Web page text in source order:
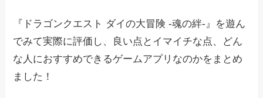
『ドラゴンクエスト ダイの大冒険 -魂の絆-』を遊ん
でみて実際に評価し、良い点とイマイチな点、どん
な人におすすめできるゲームアプリなのかをまとめ
ました！